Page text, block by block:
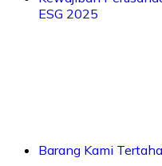
ESG 2025
Barang Kami